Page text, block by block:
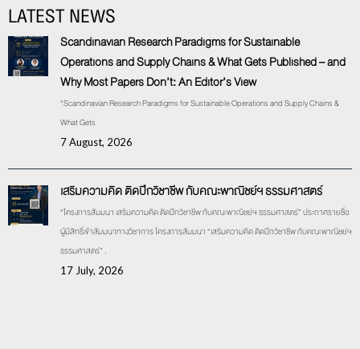
LATEST NEWS
Scandinavian Research Paradigms for Sustainable
Operations and Supply Chains & What Gets Published – and
Why Most Papers Don’t: An Editor’s View
“Scandinavian Research Paradigms for Sustainable Operations and Supply Chains &
What Gets
7 August, 2026
เสริมความคิด ติดปีกวิชาชีพ กับคณะพาณิชย์ฯ ธรรมศาสตร์
“โครงการสัมมนา เสริมความคิด ติดปีกวิชาชีพ กับคณะพาณิชย์ฯ ธรรมศาสตร์” ประกาศรายชื่อ
ผู้มีสิทธิ์เข้าสัมมนาทางวิชาการ โครงการสัมมนา “เสริมความคิด ติดปีกวิชาชีพ กับคณะพาณิชย์ฯ
ธรรมศาสตร์” .
17 July, 2026